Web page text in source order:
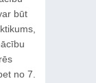
būt
no 7.